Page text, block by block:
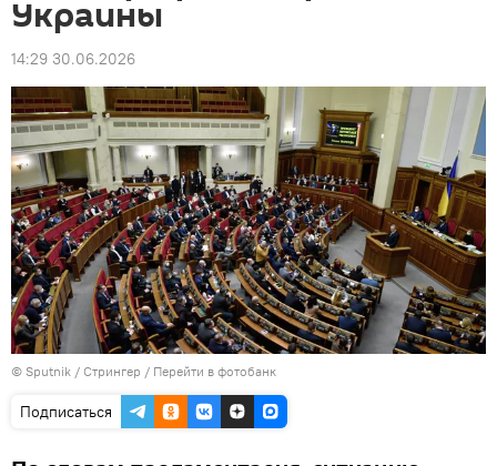
Украины
14:29 30.06.2026
© Sputnik / Стрингер / Перейти в фотобанк
Подписаться